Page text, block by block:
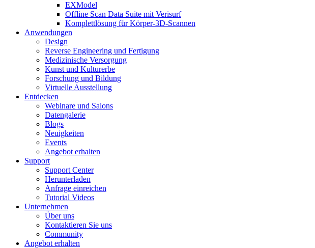
EXModel
Offline Scan Data Suite mit Verisurf
Komplettlösung für Körper-3D-Scannen
Anwendungen
Design
Reverse Engineering und Fertigung
Medizinische Versorgung
Kunst und Kulturerbe
Forschung und Bildung
Virtuelle Ausstellung
Entdecken
Webinare und Salons
Datengalerie
Blogs
Neuigkeiten
Events
Angebot erhalten
Support
Support Center
Herunterladen
Anfrage einreichen
Tutorial Videos
Unternehmen
Über uns
Kontaktieren Sie uns
Community
Angebot erhalten